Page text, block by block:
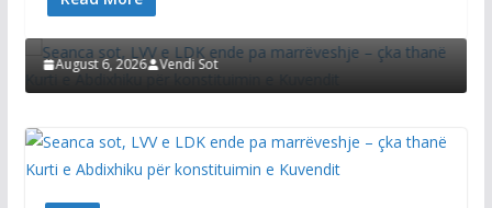
thanë Kurti e Abdixhiku për konstituimin e
August 6, 2026 Vendi Sot